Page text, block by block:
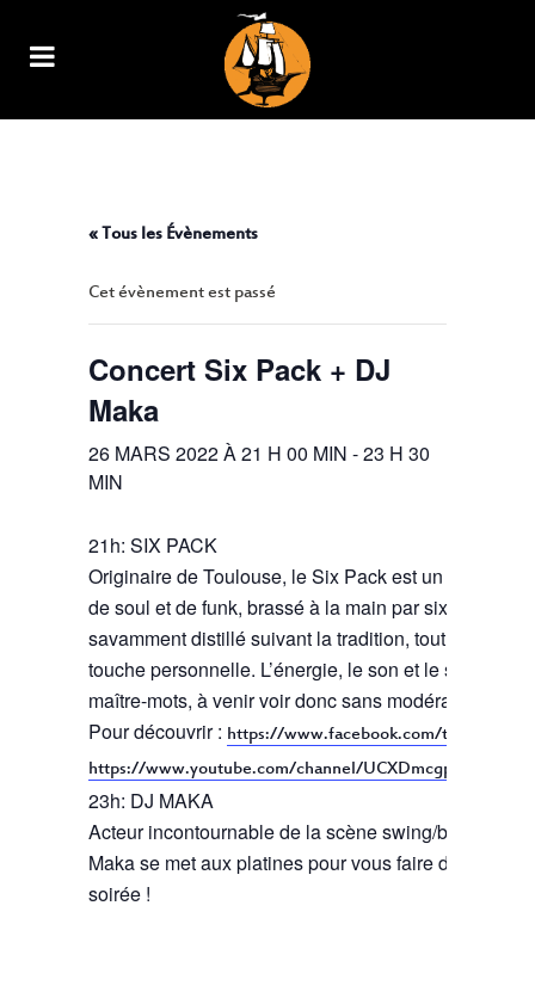
« Tous les Évènements
Cet évènement est passé
Concert Six Pack + DJ
Maka
26 MARS 2022 À 21 H 00 MIN -23 H 30
MIN
21h: SIX PACK
Originaire de Toulouse, le Six Pack est un mélange
de soul et de funk, brassé à la main par six
savamment distillé suivant la tradition, tout en
touche personnelle. L’énergie, le son et le sequin
maître-mots, à venir voir donc sans modération.
Pour découvrir : https://www.facebook.com/
https://www.youtube.com/channel/
23h: DJ MAKA
Acteur incontournable de la scène swing/blues
Maka se met aux platines pour vous faire danser
soirée !